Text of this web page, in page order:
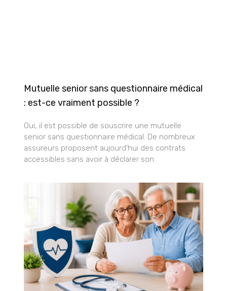
Mutuelle senior sans questionnaire médical
: est-ce vraiment possible ?
Oui, il est possible de souscrire une mutuelle
senior sans questionnaire médical. De nombreux
assureurs proposent aujourd’hui des contrats
accessibles sans avoir à déclarer son